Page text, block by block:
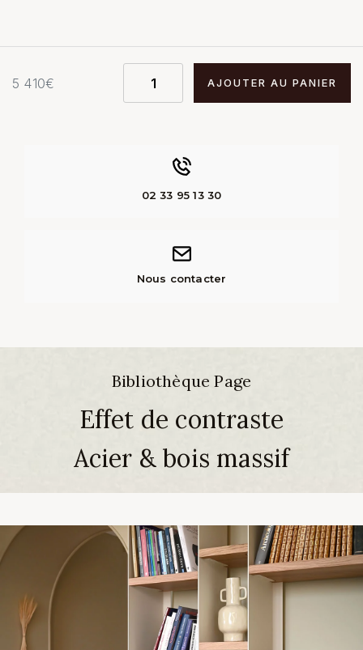
5 410€ AJOUTER AU PANIER
02 33 95 13 30
Nous contacter
Bibliothèque Page
Effet de contraste
Acier & bois massif